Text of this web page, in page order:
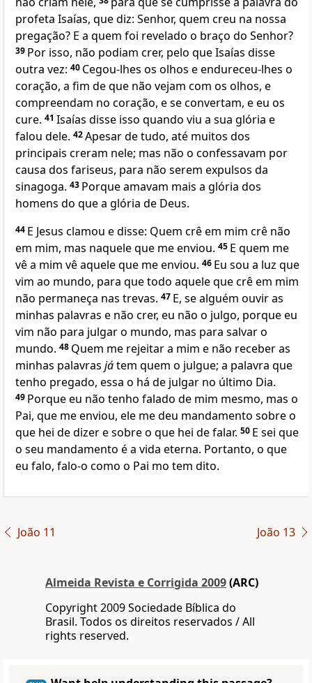
profeta Isaías, que diz: Senhor, quem creu na nossa
pregação? E a quem foi revelado o braço do Senhor?
39 Por isso, não podiam crer, pelo que Isaías disse
outra vez: 40 Cegou-lhes os olhos e endureceu-lhes o
coração, a fim de que não vejam com os olhos, e
compreendam no coração, e se convertam, e eu os
cure. 41 Isaías disse isso quando viu a sua glória e
falou dele. 42Apesar de tudo, até muitos dos
principais creram nele; mas não o confessavam por
causa dos fariseus, para não serem expulsos da
sinagoga. 43 Porque amavam mais a glória dos
homens do que a glória de Deus.
44 E Jesus clamou e disse: Quem crê em mim crê não
em mim, mas naquele que me enviou. 45 E quem me
vê a mim vê aquele que me enviou. 46 Eu sou a luz que
vim ao mundo, para que todo aquele que crê em mim
não permaneça nas trevas. 47 E, se alguém ouvir as
minhas palavras e não crer, eu não o julgo, porque eu
vim não para julgar o mundo, mas para salvar o
mundo. 48 Quem me rejeitar a mim e não receber as
minhas palavras játem quem o julgue; a palavra que
tenho pregado, essa o há de julgar no último Dia.
49 Porque eu não tenho falado de mim mesmo, mas o
Pai, que me enviou, ele me deu mandamento sobre o
que hei de dizer e sobre o que hei de falar. 50 E sei que
o seu mandamento é a vida eterna. Portanto, o que
eu falo, falo-o como o Pai mo tem dito.
João 11 João 13
Almeida Revista e Corrigida 2009(ARC)
Copyright 2009 Sociedade Bíblica do
Brasil. Todos os direitos reservados / All
rights reserved.